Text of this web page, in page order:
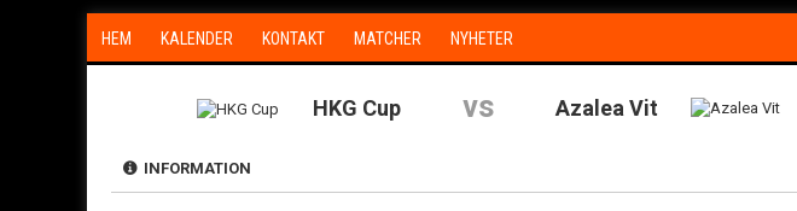
HEM KALENDER KONTAKT MATCHER NYHETER
HKG Cup vs Azalea Vit
INFORMATION